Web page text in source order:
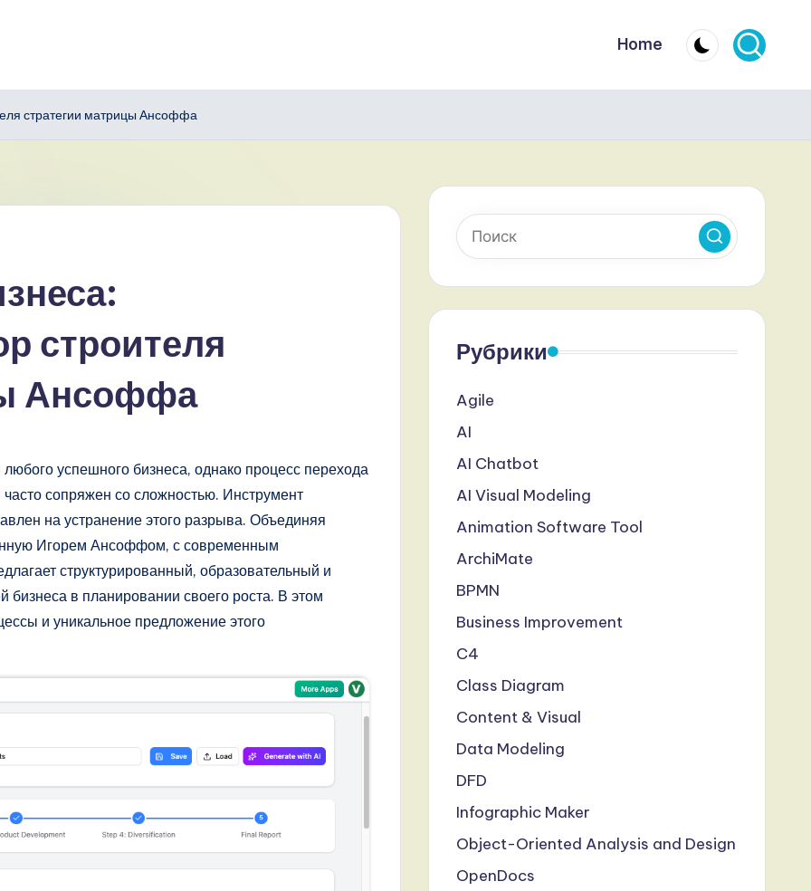
Home
стратегии матрицы Ансоффа
строителя
Ансоффа
успешного бизнеса, однако процесс перехода
сопряжен со сложностью. Инструмент
на устранение этого разрыва. Объединяя
Игорем Ансоффом, с современным
структурированный, образовательный и
бизнеса в планировании своего роста. В этом
и уникальное предложение этого
Рубрики
Agile
AI
AI Chatbot
AI Visual Modeling
Animation Software Tool
ArchiMate
BPMN
Business Improvement
C4
Class Diagram
Content & Visual
Data Modeling
DFD
Infographic Maker
Object-Oriented Analysis and Design
OpenDocs